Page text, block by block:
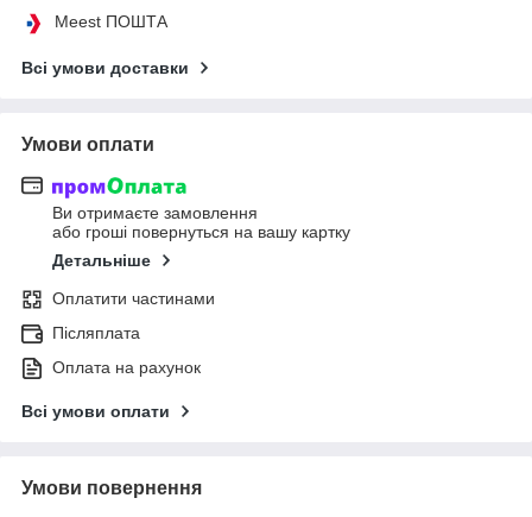
Meest ПОШТА
Всі умови доставки
Умови оплати
Ви отримаєте замовлення
або гроші повернуться на вашу картку
Детальніше
Оплатити частинами
Післяплата
Оплата на рахунок
Всі умови оплати
Умови повернення